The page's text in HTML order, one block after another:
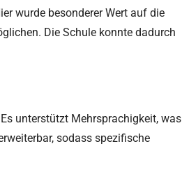
wurde besonderer Wert auf die
Die Schule konnte dadurch
unterstützt Mehrsprachigkeit, was
sodass spezifische